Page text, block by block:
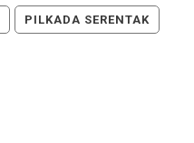
PILKADA SERENTAK